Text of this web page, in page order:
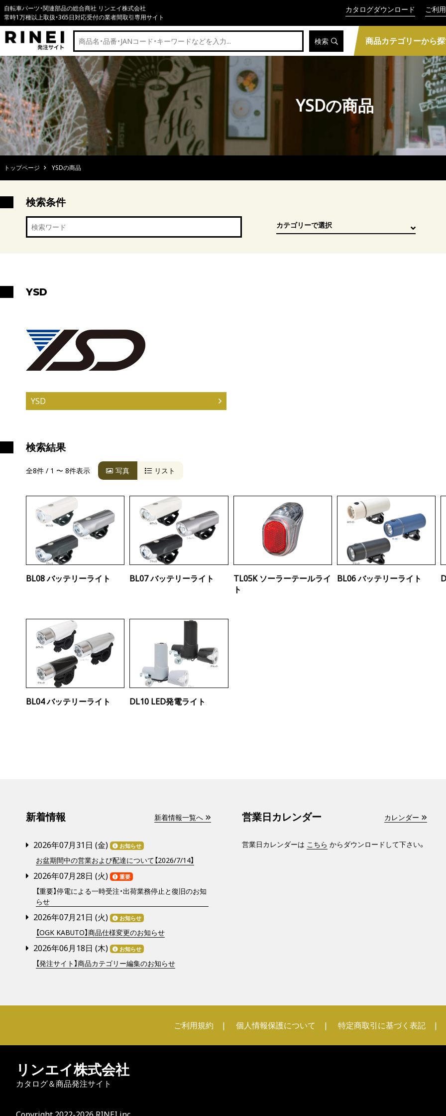
自転車パーツ・関連部品の総合商社 リンエイ株式会社
常時1万種以上取扱・365日対応受付の業者間取引専用サイト
カタログダウンロード ご利
検索 商品カテゴリーから
YSDの商品
トップページ YSDの商品
検索条件
YSD
YSD
検索結果
全8件 / 1 〜 8件表示 写真 リスト
BL08 バッテリーライト BL07 バッテリーライト
TL05K ソーラーテールライ
ト
BL06 バッテリーライト
BL04 バッテリーライト DL10 LED発電ライト
新着情報 新着情報一覧へ
2026年07月31日 (金) お知らせ
お盆期間中の営業および配達について【2026/7/14】
2026年07月28日 (火) 重要
【重要】停電による一時受注・出荷業務停止と復旧のお知
らせ
2026年07月21日 (火) お知らせ
【OGK KABUTO】商品仕様変更のお知らせ
2026年06月18日 (木) お知らせ
【発注サイト】商品カテゴリー編集のお知らせ
営業日カレンダー カレンダー
営業日カレンダーは こちら からダウンロードして下さい。
ご利用規約 個人情報保護について 特定商取引に基づく表記
リンエイ株式会社
カタログ＆商品発注サイト